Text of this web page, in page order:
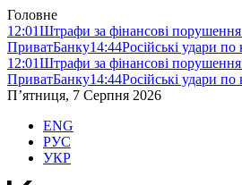
Головне
12:01Штрафи за фінансові порушення
ПриватБанку14:44Російські удари
12:01Штрафи за фінансові порушення
ПриватБанку14:44Російські удари
П’ятниця, 7 Серпня 2026
ENG
РУС
УКР